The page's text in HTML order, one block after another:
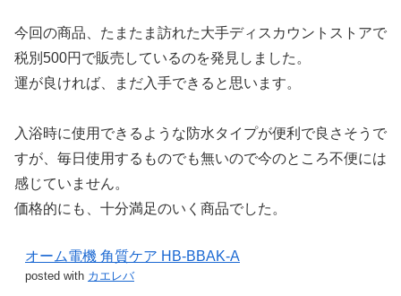
今回の商品、たまたま訪れた大手ディスカウントストアで
税別500円で販売しているのを発見しました。
運が良ければ、まだ入手できると思います。
入浴時に使用できるような防水タイプが便利で良さそうで
すが、毎日使用するものでも無いので今のところ不便には
感じていません。
価格的にも、十分満足のいく商品でした。
オーム電機 角質ケア HB-BBAK-A
posted with カエレバ